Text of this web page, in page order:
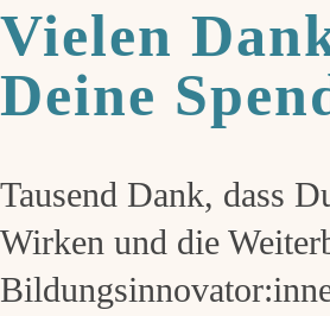
Vielen
Deine
Tausend Dank, dass
Wirken und die